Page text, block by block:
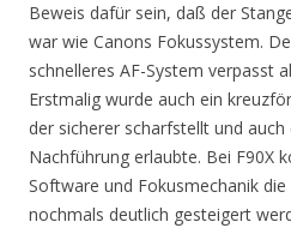
Beweis dafür sein, daß der
war wie Canons Fokussystem.
schnelleres AF-System verpasst
Erstmalig wurde auch ein
der sicherer scharfstellt und
Nachführung erlaubte. Bei F90X
Software und Fokusmechanik
nochmals deutlich gesteigert